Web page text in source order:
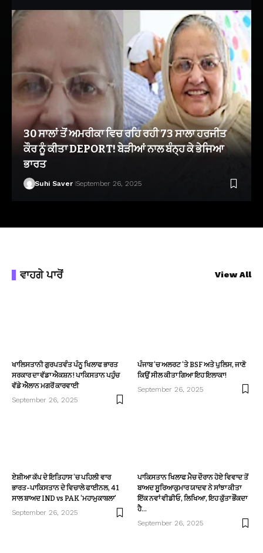
30 ਸਾਲਾਂ ਤੋਂ ਅਮਰੀਕਾ ਵਿਚ ਰਹਿ ਰਹੀ 73 ਸਾਲਾ ਹਰਜੀਤ
ਕੌਰ ਨੂੰ ਕੀਤਾ DEPORT! ਬੇੜੀਆਂ ਨਾਲ ਬੰਨ੍ਹ ਕੇ ਭੇਜਿਆ
ਭਾਰਤ
Suhi Saver September 26, 2025
ਵਾਹਗੇ ਪਾਰੋਂ View All
ਖਾਲਿਸਤਾਨੀ ਗੁਰਪਤਵੰਤ ਪੰਨੂ ਖਿਲਾਫ ਭਾਰਤ
ਸਰਕਾਰ ਦਾ ਵੱਡਾ ਐਕਸ਼ਨ! ਪਾਕਿਸਤਾਨ ਪਹੁੰਚ
ਵੱਡੇ ਐਲਾਨ ਮਗਰੋਂ ਕਾਰਵਾਈ
September 26, 2025
ਪੰਜਾਬ ‘ਚ ਅਲਰਟ ‘ਤੇ BSF ਅਤੇ ਪੁਲਿਸ, ਜਾਣੋ
ਕਿਉਂ ਸੀਲ ਕੀਤਾ ਗਿਆ ਇਹ ਇਲਾਕਾ!
September 26, 2025
ਏਸ਼ੀਆ ਕੱਪ ਦੇ ਇਤਿਹਾਸ ‘ਚ ਪਹਿਲੀ ਵਾਰ
ਭਾਰਤ-ਪਾਕਿਸਤਾਨ ਦੇ ਵਿਚਾਲੇ ਫਾਈਨਲ, 41
ਸਾਲ ਬਾਅਦ IND vs PAK ‘ਮਹਾਮੁਕਾਬਲਾ’
September 26, 2025
ਪਾਕਿਸਤਾਨ ਖਿਲਾਫ ਮੈਚ ਦੌਰਾਨ ਹੋਏ ਵਿਵਾਦ ਤੋਂ
ਬਾਅਦ ਸੂਰਿਆਕੁਮਾਰ ਯਾਦਵ ਨੇ ਸਾਂਝਾ ਕੀਤਾ
ਇੱਕ ਨਵਾਂ ਵੀਡੀਓ, ਲਿਖਿਆ, ਇਹ ਕੁੱਤਾ ਭੌਂਕਦਾ
ਹੈ…
September 26, 2025